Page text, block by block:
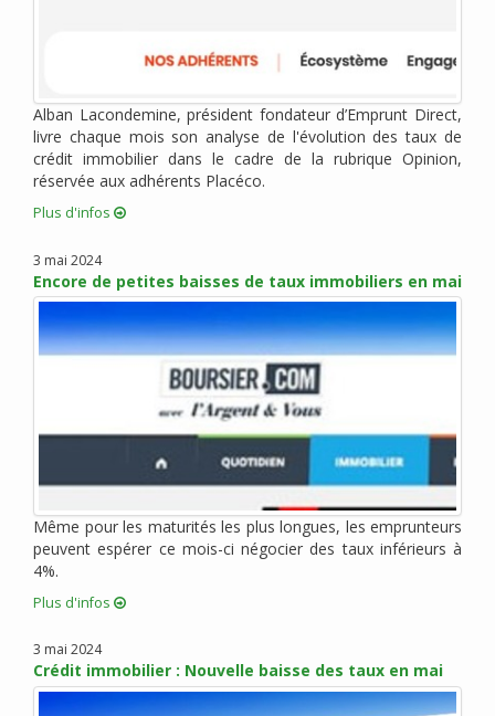
janvier 2016 (2)
novembre 2015 (9)
octobre 2015 (6)
septembre 2015 (9)
juin 2015 (4)
mai 2015 (5)
avril 2015 (5)
mars 2015 (5)
décembre 2014 (1)
novembre 2014 (1)
septembre 2014 (1)
juillet 2014 (1)
mai 2014 (2)
avril 2014 (1)
mars 2014 (2)
Alban Lacondemine, président fondateur d’Emprunt Direct,
livre chaque mois son analyse de l'évolution des taux de
crédit immobilier dans le cadre de la rubrique Opinion,
réservée aux adhérents Placéco.
Plus d'infos
3 mai 2024
Encore de petites baisses de taux immobiliers en mai
Même pour les maturités les plus longues, les emprunteurs
peuvent espérer ce mois-ci négocier des taux inférieurs à
4%.
Plus d'infos
3 mai 2024
Crédit immobilier : Nouvelle baisse des taux en mai